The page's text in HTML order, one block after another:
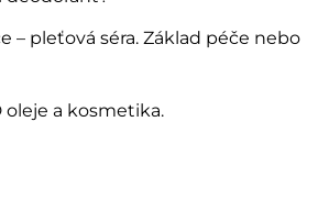
– pleťová séra. Základ péče nebo
oleje a kosmetika.